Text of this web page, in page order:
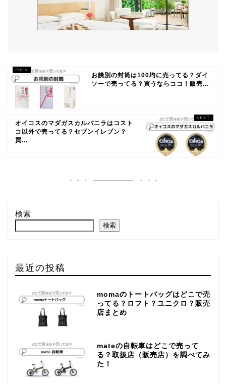
お餞別の封筒は100均に売ってる？ダイ
ソーで売ってる？買うならココ！販売...
オイコスのマダガスカルバニラはコスト
コ以外で売ってる？セブンイレブン？
買...
検索
検索
最近の投稿
momaのトートバッグはどこで売
ってる？ロフト？ユニクロ？販売
店まとめ
mateの自転車はどこで売って
る？取扱店（販売店）を調べてみ
た！